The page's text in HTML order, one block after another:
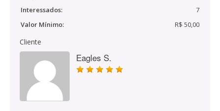
Interessados:
7
Valor Mínimo:
R$ 50,00
Cliente
Eagles S.